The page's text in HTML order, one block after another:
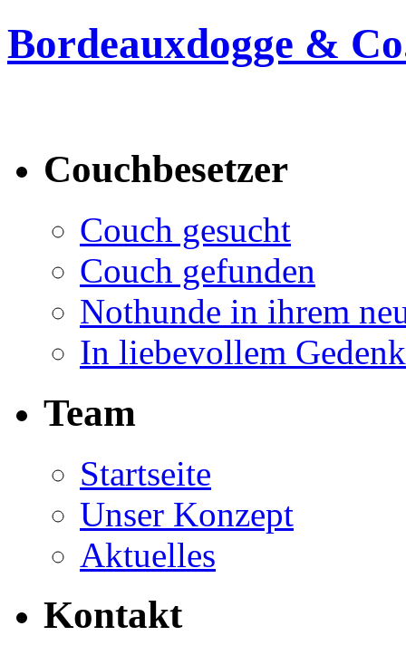
Bordeauxdogge &
Couchbesetzer
Couch gesucht
Couch gefunden
Nothunde in ihrem
In liebevollem
Team
Startseite
Unser Konzept
Aktuelles
Kontakt